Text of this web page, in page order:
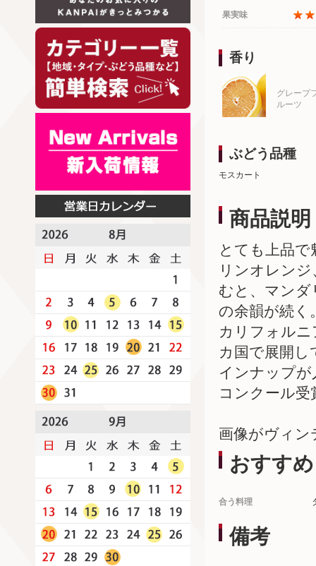
果実味
香り
グレープ
ルーツ
ぶどう品種
モスカート
商品説明
とても上品
リンオレン
むと、マン
の余韻が続く
カリフォル
カ国で展開
インナップ
コンクール
画像がヴィン
おすすめ
合う料理
備考